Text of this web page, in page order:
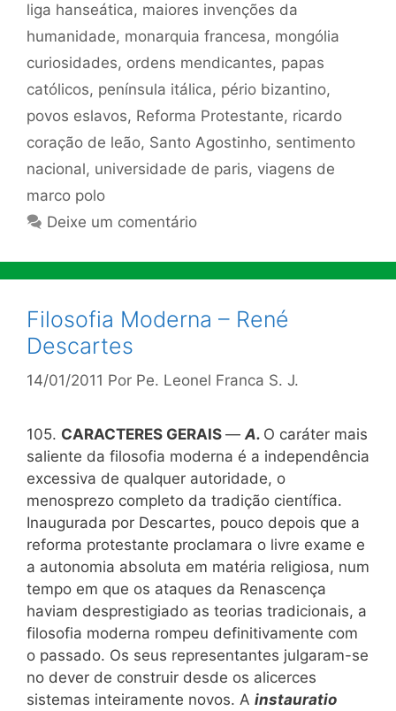
liga hanseática, maiores invenções da
humanidade, monarquia francesa, mongólia
curiosidades, ordens mendicantes, papas
católicos, península itálica, pério bizantino,
povos eslavos, Reforma Protestante, ricardo
coração de leão, Santo Agostinho, sentimento
nacional, universidade de paris, viagens de
marco polo
Deixe um comentário
Filosofia Moderna – René
Descartes
14/01/2011 Por Pe. Leonel Franca S. J.
105. CARACTERES GERAIS — A. O caráter mais
saliente da filosofia moderna é a independência
excessiva de qualquer autoridade, o
menosprezo completo da tradição científica.
Inaugurada por Descartes, pouco depois que a
reforma protestante proclamara o livre exame e
a autonomia absoluta em matéria religiosa, num
tempo em que os ataques da Renascença
haviam desprestigiado as teorias tradicionais, a
filosofia moderna rompeu definitivamente com
o passado. Os seus representantes julgaram-se
no dever de construir desde os alicerces
sistemas inteiramente novos. A instauratio